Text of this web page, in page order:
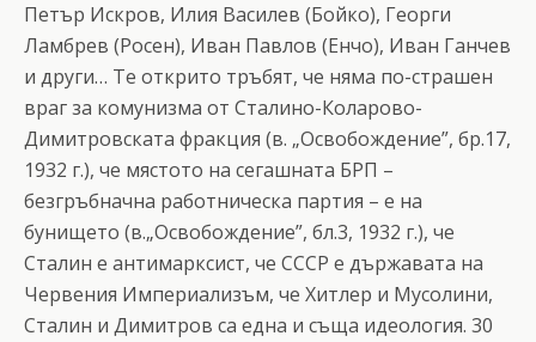
Петър Искров, Илия Василев (Бойко), Георги
Ламбрев (Росен), Иван Павлов (Енчо), Иван Ганчев
и други… Те открито тръбят, че няма по-страшен
враг за комунизма от Сталино-Коларово-
Димитровската фракция (в. „Освобождение”, бр.17,
1932 г.), че мястото на сегашната БРП –
безгръбначна работническа партия – е на
бунището (в.„Освобождение”, бл.3, 1932 г.), че
Сталин е антимарксист, че СССР е държавата на
Червения Империализъм, че Хитлер и Мусолини,
Сталин и Димитров са една и съща идеология. 30